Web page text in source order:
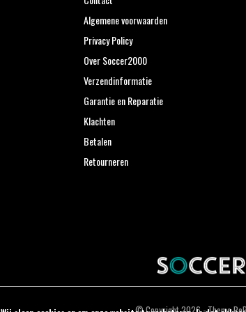
Algemene voorwaarden
Privacy Policy
Over Soccer2000
Verzendinformatie
Garantie en Reparatie
Klachten
Betalen
Retourneren